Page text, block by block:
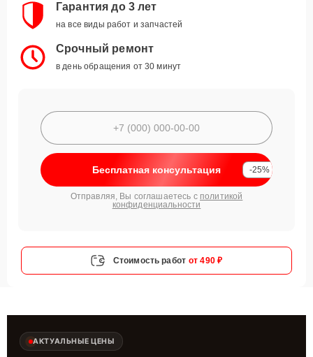
Гарантия до 3 лет
на все виды работ и запчастей
Срочный ремонт
в день обращения от 30 минут
Бесплатная консультация -25%
Отправляя, Вы соглашаетесь с политикой
конфиденциальности
Стоимость работ от 490 ₽
АКТУАЛЬНЫЕ ЦЕНЫ